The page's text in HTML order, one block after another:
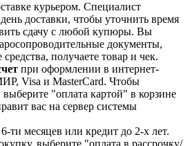
курьером. Специалист
доставки, чтобы уточнить время
сдачу с любой купюры. Вы
документы,
получаете товар и чек.
при оформлении в интернет-
Visa и MasterCard. Чтобы
выберите "оплата картой" в корзине
вас на сервер системы
ти месяцев или кредит до 2-х лет.